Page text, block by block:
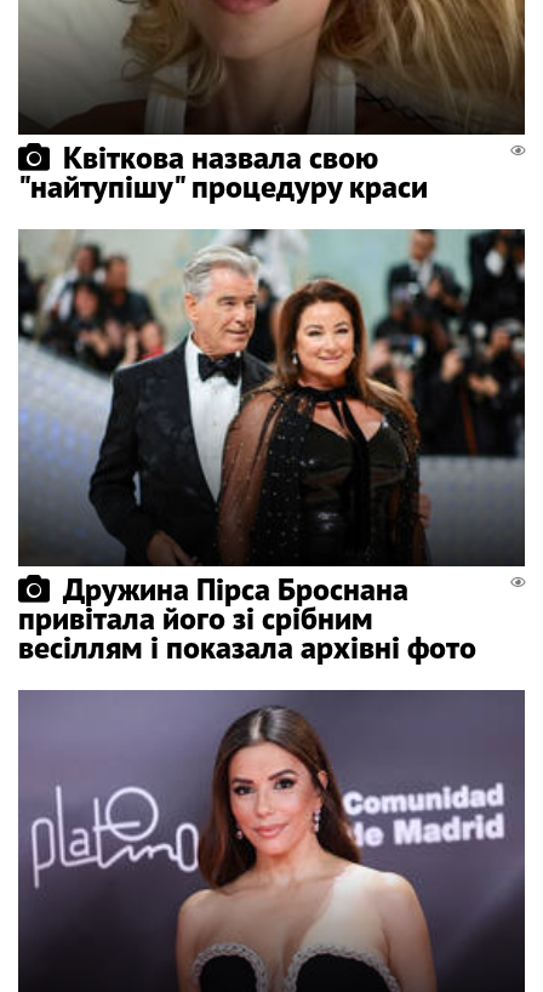
Квіткова назвала свою
"найтупішу" процедуру краси
Дружина Пірса Броснана
привітала його зі срібним
весіллям і показала архівні фото